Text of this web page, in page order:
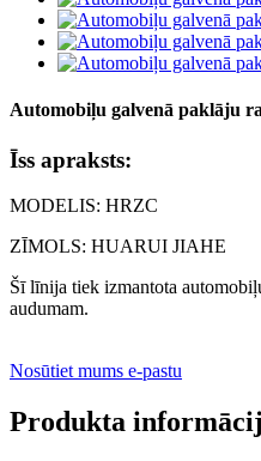
Automobiļu galvenā paklāju
Īss apraksts:
MODELIS: HRZC
ZĪMOLS: HUARUI JIAHE
Šī līnija tiek izmantota
audumam.
Nosūtiet mums e-pastu
Produkta